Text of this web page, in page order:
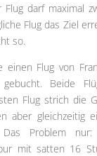
Flug darf maximal
Flug das Ziel
so.
einen Flug von
Beide
Flug strich die
aber gleichzeitig
Problem nur:
mit satten 16